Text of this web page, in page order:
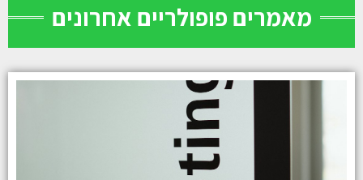
מאמרים פופולריים אחרונים